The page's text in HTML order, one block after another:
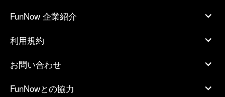
FunNow 企業紹介
利用規約
お問い合わせ
FunNowとの協力